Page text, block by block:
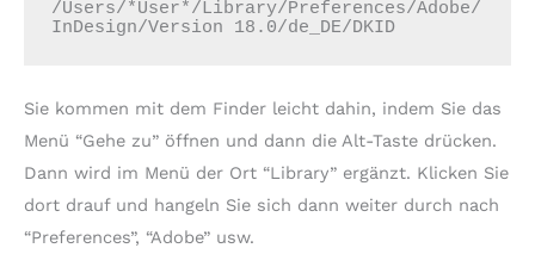
/Users/*User*/Library/Preferences/Adobe/
InDesign/Version 18.0/de_DE/DKID
Sie kommen mit dem Finder leicht dahin, indem Sie das
Menü “Gehe zu” öffnen und dann die Alt-Taste drücken.
Dann wird im Menü der Ort “Library” ergänzt. Klicken Sie
dort drauf und hangeln Sie sich dann weiter durch nach
“Preferences”, “Adobe” usw.